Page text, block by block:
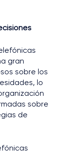
gran
sobre los
lo
sobre
de